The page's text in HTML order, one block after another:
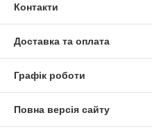
Контакти
Доставка та оплата
Графік роботи
Повна версія сайту